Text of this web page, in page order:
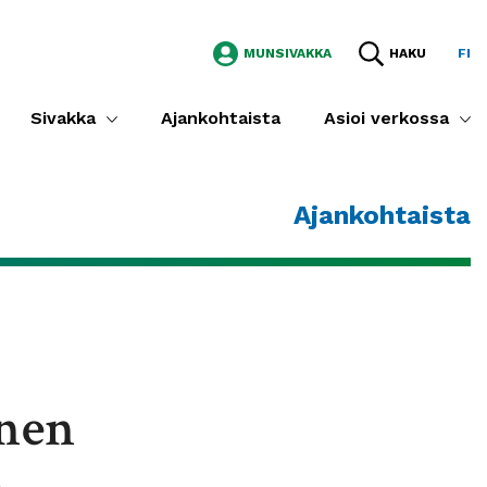
MUNSIVAKKA HAKU FI
Sivakka Ajankohtaista Asioi verkossa
Ajankohtaista